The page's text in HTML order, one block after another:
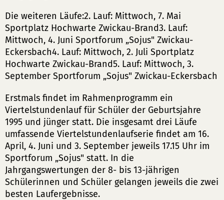
Die weiteren Läufe:2. Lauf: Mittwoch, 7. Mai
Sportplatz Hochwarte Zwickau-Brand3. Lauf:
Mittwoch, 4. Juni Sportforum „Sojus" Zwickau-
Eckersbach4. Lauf: Mittwoch, 2. Juli Sportplatz
Hochwarte Zwickau-Brand5. Lauf: Mittwoch, 3.
September Sportforum „Sojus" Zwickau-Eckersbach
Erstmals findet im Rahmenprogramm ein
Viertelstundenlauf für Schüler der Geburtsjahre
1995 und jünger statt. Die insgesamt drei Läufe
umfassende Viertelstundenlaufserie findet am 16.
April, 4. Juni und 3. September jeweils 17.15 Uhr im
Sportforum „Sojus" statt. In die
Jahrgangswertungen der 8- bis 13-jährigen
Schülerinnen und Schüler gelangen jeweils die zwei
besten Laufergebnisse.